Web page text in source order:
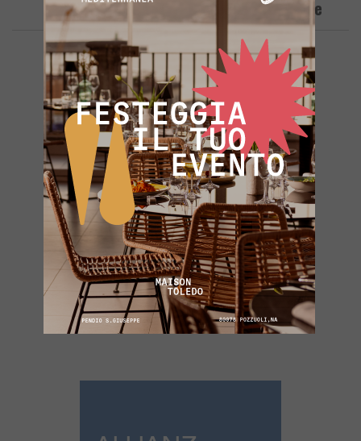
Portati A Pozzuoli: Raffica Di Denunce